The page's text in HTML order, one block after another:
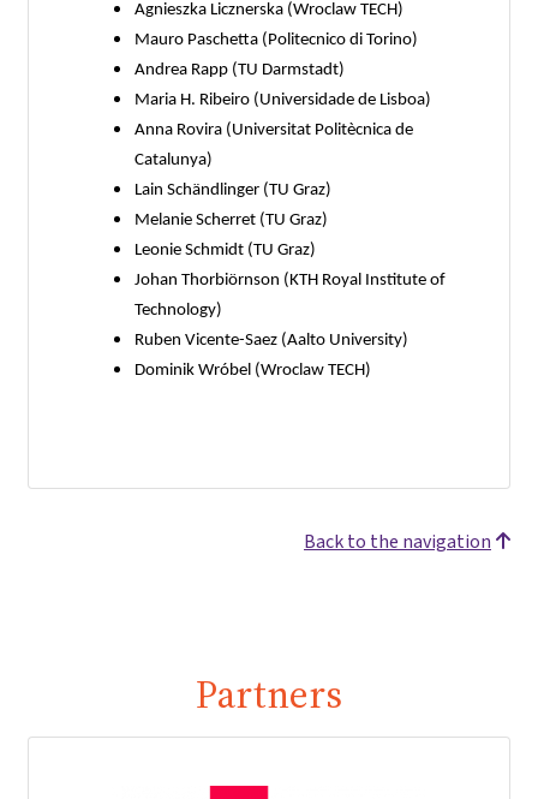
Agnieszka Licznerska (Wroclaw TECH)
Mauro Paschetta (Politecnico di Torino)
Andrea Rapp (TU Darmstadt)
Maria H. Ribeiro (Universidade de Lisboa)
Anna Rovira (Universitat Politècnica de
Catalunya)
Lain Schändlinger (TU Graz)
Melanie Scherret (TU Graz)
Leonie Schmidt (TU Graz)
Johan Thorbiörnson (KTH Royal Institute of
Technology)
Ruben Vicente-Saez (Aalto University)
Dominik Wróbel (Wroclaw TECH)
Back to the navigation
Partners